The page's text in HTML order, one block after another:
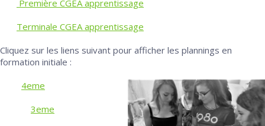
Première CGEA apprentissage
Terminale CGEA apprentissage
Cliquez sur les liens suivant pour afficher les plannings en
formation initiale :
4eme
3eme